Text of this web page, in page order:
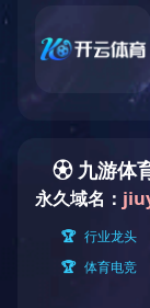
咨询热线：
内容详情